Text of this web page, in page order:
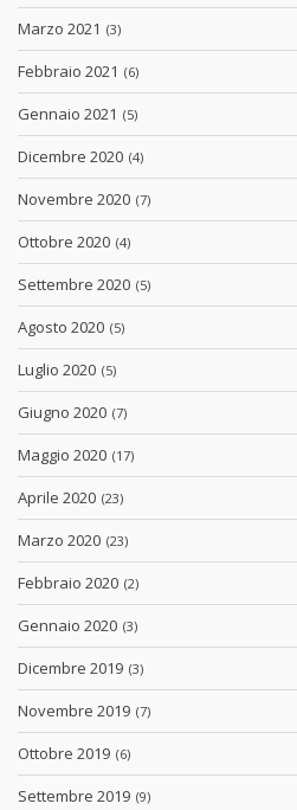
Marzo 2021 (3)
Febbraio 2021 (6)
Gennaio 2021 (5)
Dicembre 2020 (4)
Novembre 2020 (7)
Ottobre 2020 (4)
Settembre 2020 (5)
Agosto 2020 (5)
Luglio 2020 (5)
Giugno 2020 (7)
Maggio 2020 (17)
Aprile 2020 (23)
Marzo 2020 (23)
Febbraio 2020 (2)
Gennaio 2020 (3)
Dicembre 2019 (3)
Novembre 2019 (7)
Ottobre 2019 (6)
Settembre 2019 (9)